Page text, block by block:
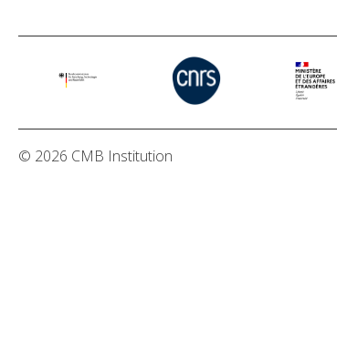
© 2026 CMB Institution